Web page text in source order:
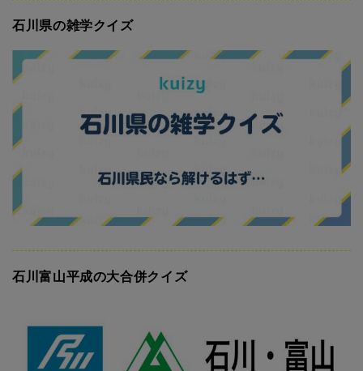
石川県の雑学クイズ
石川富山平成の大合併クイズ